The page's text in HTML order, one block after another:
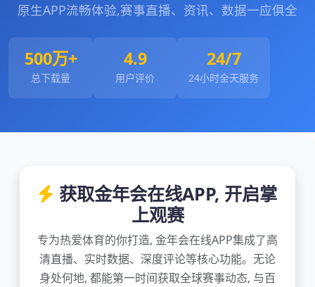
原生APP流畅体验,赛事直播、资讯、数据一应俱全
500万+
总下载量
4.9
用户评价
24/7
24小时全天服务
获取金年会在线APP, 开启掌
上观赛
专为热爱体育的你打造, 金年会在线APP集成了高
清直播、实时数据、深度评论等核心功能。无论
身处何地, 都能第一时间获取全球赛事动态, 与百